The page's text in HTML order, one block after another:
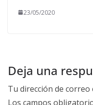
23/05/2020
Deja una
Tu dirección de
Los campos